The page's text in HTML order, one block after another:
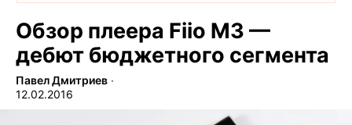
Обзор плеера Fiio M3 —
дебют бюджетного сегмента
Павел Дмитриев ∙
12.02.2016